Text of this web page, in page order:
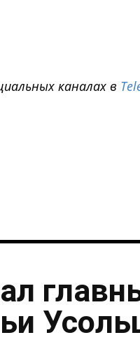
каналах в